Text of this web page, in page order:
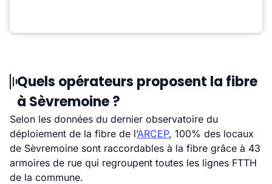
Quels opérateurs proposent la fibre
à Sèvremoine ?
Selon les données du dernier observatoire du
déploiement de la fibre de l’ARCEP, 100% des locaux
de Sèvremoine sont raccordables à la fibre grâce à 43
armoires de rue qui regroupent toutes les lignes FTTH
de la commune.